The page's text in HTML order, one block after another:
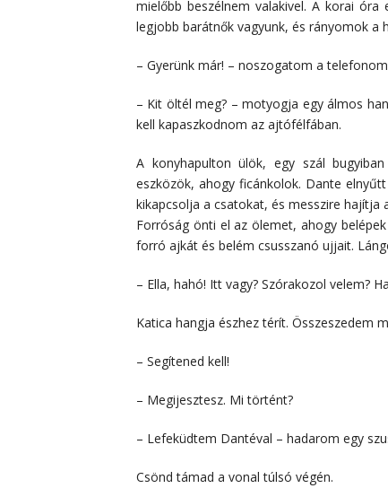
mielőbb beszélnem valakivel. A korai
legjobb barátnők vagyunk, és rányomok a
– Gyerünk már! – noszogatom a
– Kit öltél meg? – motyogja egy álmos
kell kapaszkodnom az ajtófélfában.
A konyhapulton ülök, egy szál
eszközök, ahogy ficánkolok. Dante
kikapcsolja a csatokat, és messzire
Forróság önti el az ölemet, ahogy
forró ajkát és belém csusszanó ujjait.
– Ella, hahó! Itt vagy? Szórakozol velem?
Katica hangja észhez térít. Összeszedem
– Segítened kell!
– Megijesztesz. Mi történt?
– Lefeküdtem Dantéval – hadarom egy
Csönd támad a vonal túlsó végén.